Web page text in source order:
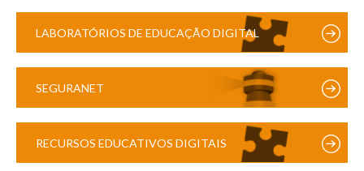
LABORATÓRIOS DE EDUCAÇÃO DIGITAL
SEGURANET
RECURSOS EDUCATIVOS DIGITAIS